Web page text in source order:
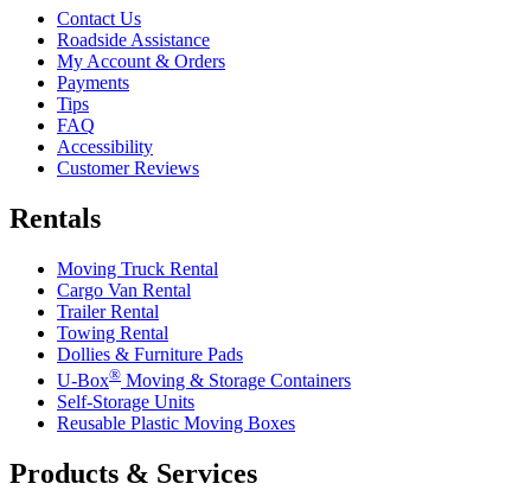
Contact Us
Roadside Assistance
My Account & Orders
Payments
Tips
FAQ
Accessibility
Customer Reviews
Rentals
Moving Truck Rental
Cargo Van Rental
Trailer Rental
Towing Rental
Dollies & Furniture Pads
U-Box® Moving & Storage Containers
Self-Storage Units
Reusable Plastic Moving Boxes
Products & Services